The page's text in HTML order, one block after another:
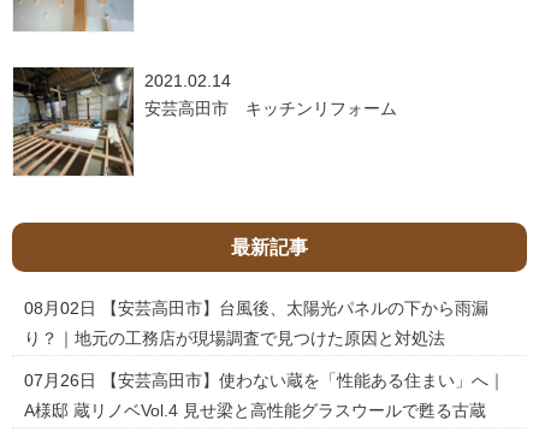
2021.02.14
安芸高田市 キッチンリフォーム
最新記事
08月02日
【安芸高田市】台風後、太陽光パネルの下から雨漏
り？｜地元の工務店が現場調査で見つけた原因と対処法
07月26日
【安芸高田市】使わない蔵を「性能ある住まい」へ｜
A様邸 蔵リノベVol.4 見せ梁と高性能グラスウールで甦る古蔵